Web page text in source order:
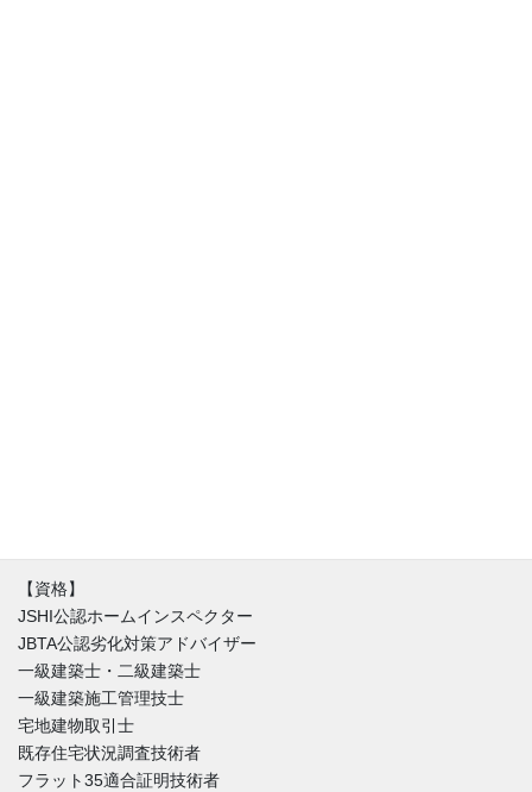
【資格】
JSHI公認ホームインスペクター
JBTA公認劣化対策アドバイザー
一級建築士・二級建築士
一級建築施工管理技士
宅地建物取引士
既存住宅状況調査技術者
フラット35適合証明技術者